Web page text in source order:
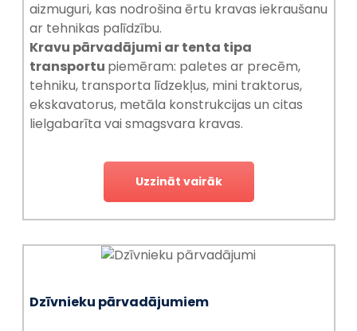
aizmuguri, kas nodrošina ērtu kravas iekraušanu
ar tehnikas palīdzību.
Kravu pārvadājumi ar tenta tipa
transportu piemēram: paletes ar precēm,
tehniku, transporta līdzekļus, mini traktorus,
ekskavatorus, metāla konstrukcijas un citas
lielgabarīta vai smagsvara kravas.
Uzzināt vairāk
Dzīvnieku pārvadājumiem